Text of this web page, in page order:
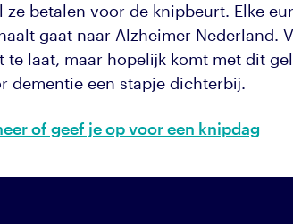
ze betalen voor de knipbeurt. Elke
gaat naar Alzheimer Nederland.
te laat, maar hopelijk komt met dit
dementie een stapje dichterbij.
of geef je op voor een knipdag